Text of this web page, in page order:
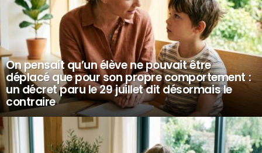
On pensait qu’un élève ne pouvait être
déplacé que pour son propre comportement :
un décret paru le 29 juillet dit désormais le
contraire